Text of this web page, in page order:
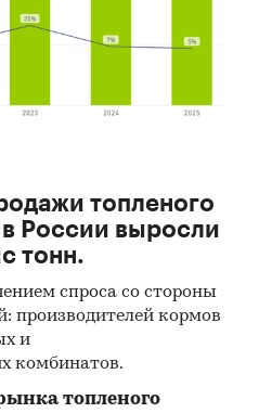
являются
моё», поскольку
близкую бизнес-
отходом от
но они так же только
являются
топленого
России выросли
тонн.
спроса со стороны
производителей кормов
и
комбинатов.
топленого